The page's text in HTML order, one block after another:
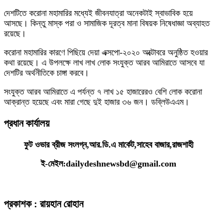
দেশটিতে করোনা মহামারির মধ্যেই জীবনযাত্রা অনেকটাই স্বাভাবিক হয়ে
আসছে। কিন্তু মাস্ক পরা ও সামাজিক দূরত্ব মানা বিষয়ক নিষেধাজ্ঞা অব্যাহত
রয়েছে।
করোনা মহামারির কারণে পিছিয়ে দেয়া এক্সপো-২০২০ অক্টোবরে অনুষ্ঠিত হওয়ার
কথা রয়েছে। এ উপলক্ষে লাখ লাখ লোক সংযুক্ত আরব আমিরাতে আসবে যা
দেশটির অর্থনীতিকে চাঙ্গা করবে।
সংযুক্ত আরব আমিরাতে এ পর্যন্ত ৭ লাখ ১৫ হাজারেরও বেশি লোক করোনা
আক্রান্ত হয়েছে এবং মারা গেছে দুই হাজার ৩৬ জন। ডব্লিউএএম।
প্রধান কার্যালয়
ফুট ওভার ব্রীজ সংলগ্ন,আর.ডি.এ মার্কেট,সাহেব বাজার,রাজশাহী
ই-মেইল:dailydeshnewsbd@gmail.com
প্রকাশক : রায়হান রোহান